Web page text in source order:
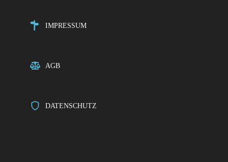
IMPRESSUM
AGB
DATENSCHUTZ